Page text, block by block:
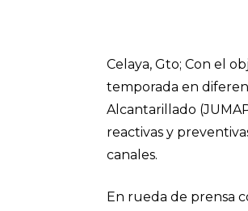
Celaya, Gto; Con el
temporada en
Alcantarillado
reactivas y
canales.
En rueda de prensa